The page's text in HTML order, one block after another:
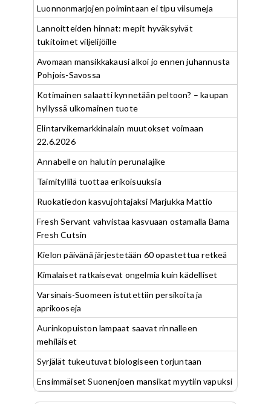
Luonnonmarjojen poimintaan ei tipu viisumeja
Lannoitteiden hinnat: mepit hyväksyivät
tukitoimet viljelijöille
Avomaan mansikkakausi alkoi jo ennen juhannusta
Pohjois-Savossa
Kotimainen salaatti kynnetään peltoon? – kaupan
hyllyssä ulkomainen tuote
Elintarvikemarkkinalain muutokset voimaan
22.6.2026
Annabelle on halutin perunalajike
Taimityllilä tuottaa erikoisuuksia
Ruokatiedon kasvujohtajaksi Marjukka Mattio
Fresh Servant vahvistaa kasvuaan ostamalla Bama
Fresh Cutsin
Kielon päivänä järjestetään 60 opastettua retkeä
Kimalaiset ratkaisevat ongelmia kuin kädelliset
Varsinais-Suomeen istutettiin persikoita ja
aprikooseja
Aurinkopuiston lampaat saavat rinnalleen
mehiläiset
Syrjälät tukeutuvat biologiseen torjuntaan
Ensimmäiset Suonenjoen mansikat myytiin vapuksi